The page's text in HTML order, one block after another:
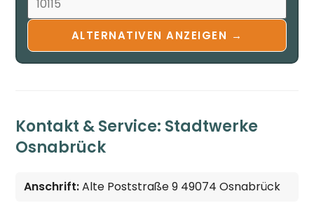
ALTERNATIVEN ANZEIGEN →
Kontakt & Service: Stadtwerke
Osnabrück
Anschrift:Alte Poststraße 9 49074 Osnabrück